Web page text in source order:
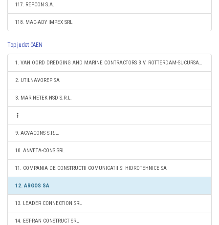
117. REPCON S.A.
118. MAC-ADY IMPEX SRL
Top judet CAEN
1. VAN OORD DREDGING AND MARINE CONTRACTORS B.V. ROTTERDAM-SUCURSALA CONSTANTA
2. UTILNAVOREP SA
3. MARINETEK NSD S.R.L.
9. ACVACONS S.R.L.
10. ANVETA-CONS SRL
11. COMPANIA DE CONSTRUCTII COMUNICATII SI HIDROTEHNICE SA
12. ARGOS SA
13. LEADER CONNECTION SRL
14. EST-RAN CONSTRUCT SRL